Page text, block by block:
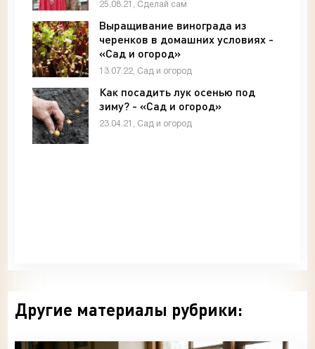
25.08.21, Сделай сам
Выращивание винограда из
черенков в домашних условиях -
«Сад и огород»
13.07.22, Сад и огород
Как посадить лук осенью под
зиму? - «Сад и огород»
23.04.21, Сад и огород
Другие материалы рубрики: